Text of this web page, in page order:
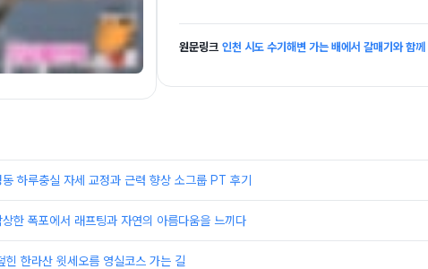
원문링크 인천 시도 수기해변 가는 배에서 갈매기와 함께
동 하루충실 자세 교정과 근력 향상 소그룹 PT 후기
한 폭포에서 래프팅과 자연의 아름다움을 느끼다
힌 한라산 윗세오름 영실코스 가는 길